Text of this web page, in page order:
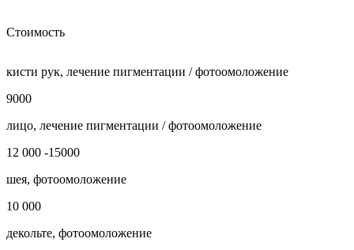
Стоимость
кисти рук, лечение пигментации / фотоомоложение
9000
лицо, лечение пигментации / фотоомоложение
12 000 -15000
шея, фотоомоложение
10 000
декольте, фотоомоложение